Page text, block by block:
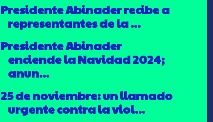
Presidente Abinader recibe a
representantes de la ...
Presidente Abinader
enciende la Navidad 2024;
anun...
25 de noviembre: un llamado
urgente contra la viol...